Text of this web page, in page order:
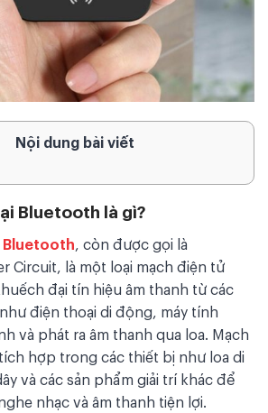
Nội dung bài viết
Bluetooth là gì?
Bluetooth, còn được gọi là
Circuit, là một loại mạch điện tử
đại tín hiệu âm thanh từ các
điện thoại di động, máy tính
và phát ra âm thanh qua loa. Mạch
hợp trong các thiết bị như loa di
và các sản phẩm giải trí khác để
nhạc và âm thanh tiện lợi.